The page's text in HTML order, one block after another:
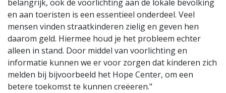
belangrijk, ook de voorlichting aan de lokale bevolking
en aan toeristen is een essentieel onderdeel. Veel
mensen vinden straatkinderen zielig en geven hen
daarom geld. Hiermee houd je het probleem echter
alleen in stand. Door middel van voorlichting en
informatie kunnen we er voor zorgen dat kinderen zich
melden bij bijvoorbeeld het Hope Center, om een
betere toekomst te kunnen creëeren."